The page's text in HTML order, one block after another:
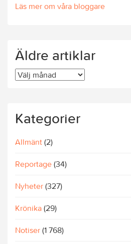
Läs mer om våra bloggare
Äldre artiklar
Äldre
Kategorier
Allmänt (2)
Reportage (34)
Nyheter (327)
Krönika (29)
Notiser (1 768)